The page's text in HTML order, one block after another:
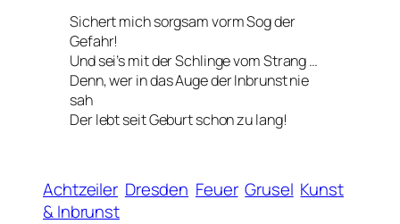
Sichert mich sorgsam vorm Sog der
Gefahr!
Und sei’s mit der Schlinge vom Strang …
Denn, wer in das Auge der Inbrunst nie
sah
Der lebt seit Geburt schon zu lang!
Achtzeiler Dresden Feuer Grusel Kunst
& Inbrunst